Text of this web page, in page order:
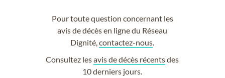
Pour toute question concernant les
avis de décès en ligne du Réseau
Dignité,contactez-nous
Consultez lesavis de décès récentsdes
10 derniers jours.